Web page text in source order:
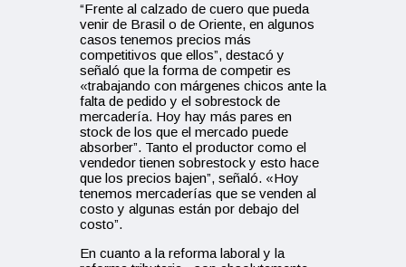
“Frente al calzado de cuero que pueda
venir de Brasil o de Oriente, en algunos
casos tenemos precios más
competitivos que ellos”, destacó y
señaló que la forma de competir es
«trabajando con márgenes chicos ante la
falta de pedido y el sobrestock de
mercadería. Hoy hay más pares en
stock de los que el mercado puede
absorber”. Tanto el productor como el
vendedor tienen sobrestock y esto hace
que los precios bajen”, señaló. «Hoy
tenemos mercaderías que se venden al
costo y algunas están por debajo del
costo”.
En cuanto a la reforma laboral y la